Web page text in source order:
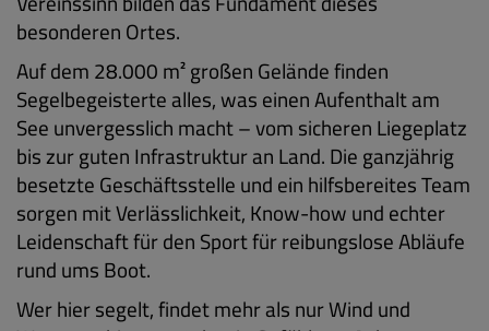
besonderen Ortes.
Auf dem 28.000 m² großen Gelände finden
Segelbegeisterte alles, was einen Aufenthalt am
See unvergesslich macht – vom sicheren Liegeplatz
bis zur guten Infrastruktur an Land. Die ganzjährig
besetzte Geschäftsstelle und ein hilfsbereites Team
sorgen mit Verlässlichkeit, Know-how und echter
Leidenschaft für den Sport für reibungslose Abläufe
rund ums Boot.
Wer hier segelt, findet mehr als nur Wind und